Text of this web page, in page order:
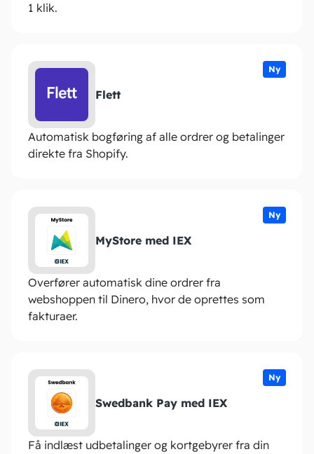
1 klik.
Ny
Flett
Automatisk bogføring af alle ordrer og betalinger
direkte fra Shopify.
Ny
MyStore med IEX
Overfører automatisk dine ordrer fra
webshoppen til Dinero, hvor de oprettes som
fakturaer.
Ny
Swedbank Pay med IEX
Få indlæst udbetalinger og kortgebyrer fra din